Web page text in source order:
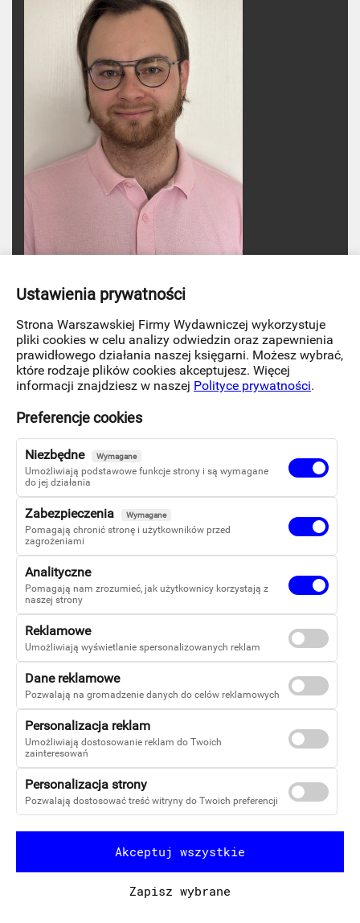
Pozostałe książki autora:
Zestaw tomików Krystiana Klekota
Rapsodia
dzieli swój los między Polską a Francją. W Paryżu
ukończył polonistykę i anglistykę na Sorbonie. Na co
dzień jest tłumaczem, nauczycielem, a ostatnio poświęca
się pracy naukowej.
Warszawska Firma Wydawnicza Sp z o.o.
Facebook
YouTube
Używanie plików cookies
Ustawienia prywatności
Strona Warszawskiej Firmy Wydawniczej wykorzystuje
pliki cookies w celu analizy odwiedzin oraz zapewnienia
prawidłowego działania naszej księgarni. Możesz wybrać,
które rodzaje plików cookies akceptujesz. Więcej
informacji znajdziesz w naszej Polityce prywatności.
Preferencje cookies
Niezbędne Wymagane
Umożliwiają podstawowe funkcje strony i są wymagane
do jej działania
Zabezpieczenia Wymagane
Pomagają chronić stronę i użytkowników przed
zagrożeniami
Analityczne
Pomagają nam zrozumieć, jak użytkownicy korzystają z
naszej strony
Reklamowe
Umożliwiają wyświetlanie spersonalizowanych reklam
Dane reklamowe
Pozwalają na gromadzenie danych do celów reklamowych
Personalizacja reklam
Umożliwiają dostosowanie reklam do Twoich
zainteresowań
Personalizacja strony
Pozwalają dostosować treść witryny do Twoich preferencji
Akceptuj wszystkie
Zapisz wybrane